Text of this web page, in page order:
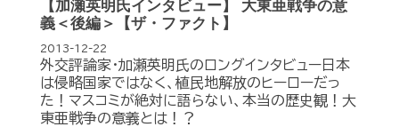
【加瀬英明氏インタビュー】 大東亜戦争の意
義＜後編＞【ザ・ファクト】
2013-12-22
外交評論家・加瀬英明氏のロングインタビュー日本
は侵略国家ではなく、植民地解放のヒーローだっ
た！マスコミが絶対に語らない、本当の歴史観！大
東亜戦争の意義とは！？